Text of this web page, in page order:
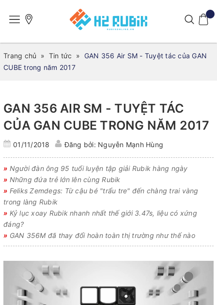
Trang chủ » Tin tức »
GAN 356 Air SM - Tuyệt tác của GAN
CUBE trong năm 2017
GAN 356 AIR SM - TUYỆT TÁC
CỦA GAN CUBE TRONG NĂM 2017
01/11/2018 Đăng bởi: Nguyễn Mạnh Hùng
» Người đàn ông 95 tuổi luyện tập giải Rubik hàng ngày
» Những đứa trẻ lớn lên cùng Rubik
» Feliks Zemdegs: Từ cậu bé "trẩu tre" đến chàng trai vàng
trong làng Rubik
» Kỷ lục xoay Rubik nhanh nhất thế giới 3.47s, liệu có xứng
đáng?
» GAN 356M đã thay đổi hoàn toàn thị trường như thế nào